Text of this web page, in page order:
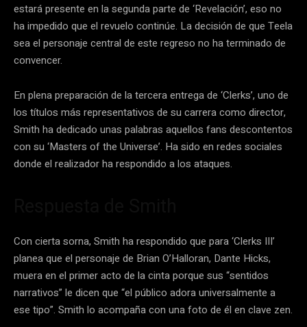
estará presente en la segunda parte de ‘Revelación’, eso no
ha impedido que el revuelo continúe. La decisión de que Teela
sea el personaje central de este regreso no ha terminado de
convencer.
En plena preparación de la tercera entrega de ‘Clerks’, uno de
los títulos más representativos de su carrera como director,
Smith ha dedicado unas palabras aquellos fans descontentos
con su ‘Masters of the Universe’. Ha sido en redes sociales
donde el realizador ha respondido a los ataques.
Con cierta sorna, Smith ha respondido que para ‘Clerks III’
planea que el personaje de Brian O’Halloran, Dante Hicks,
muera en el primer acto de la cinta porque sus “sentidos
narrativos” le dicen que “el público adora universalmente a
ese tipo”. Smith lo acompaña con una foto de él en clave zen.